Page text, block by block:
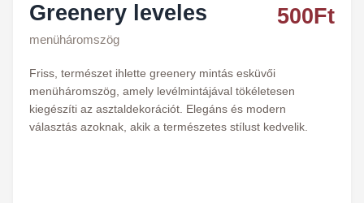
Greenery leveles
menüháromszög
500Ft
Friss, természet ihlette greenery mintás esküvői
menüháromszög, amely levélmintájával tökéletesen
kiegészíti az asztaldekorációt. Elegáns és modern
választás azoknak, akik a természetes stílust kedvelik.